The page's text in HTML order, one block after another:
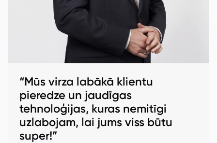
“Mūs virza labākā klientu
pieredze un jaudīgas
tehnoloģijas, kuras nemitīgi
uzlabojam, lai jums viss būtu
super!”